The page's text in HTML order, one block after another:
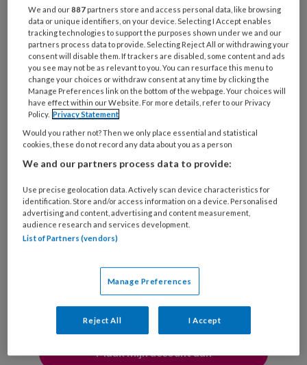
Bij
welke
organisatie
werk
je?
Untitled
Ontvang 2x per week de
KinderopvangTotaal nieuwsbrief
Ontvang iedere zondag het
Management Kinderopvang
Ja, ik geef toestemming voor e-mails
van KinderopvangTotaal en
Springer Media B.V.
?
uw profiel in overeenstemming met onsprivacy statement
We and our887 partners store and access personal data, like browsing
data or unique identifiers, on your device. Selecting I Accept enables
tracking technologies to support the purposes shown under we and our
partners process data to provide. Selecting Reject All or withdrawing your
consent will disable them. If trackers are disabled, some content and ads
you see may not be as relevant to you. You can resurface this menu to
change your choices or withdraw consent at any time by clicking the
Manage Preferences link on the bottom of the webpage. Your choices will
have effect within our Website. For more details, refer to our Privacy
Policy. Privacy Statement
Would you rather not? Then we only place essential and statistical
cookies, these do not record any data about you as a person
We and our partners process data to provide:
Use precise geolocation data. Actively scan device characteristics for
identification. Store and/or access information on a device. Personalised
advertising and content, advertising and content measurement,
audience research and services development.
List of Partners (vendors)
Manage Preferences
Reject All I Accept